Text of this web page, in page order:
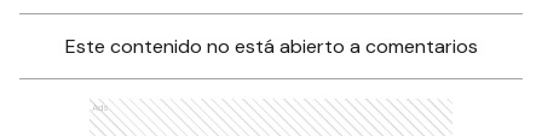
Este contenido no está abierto a comentarios
Ads